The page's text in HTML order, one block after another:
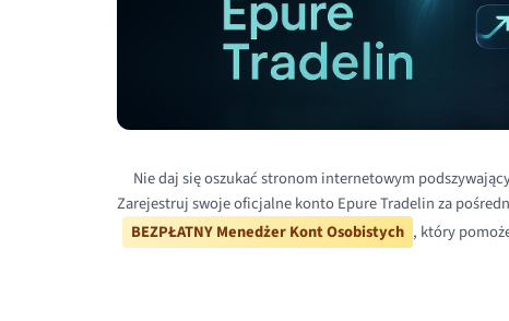
Nie daj się oszukać stronom internetowym
Zarejestruj swoje oficjalne konto Epure Tradelin za
BEZPŁATNY Menedżer Kont Osobistych , który